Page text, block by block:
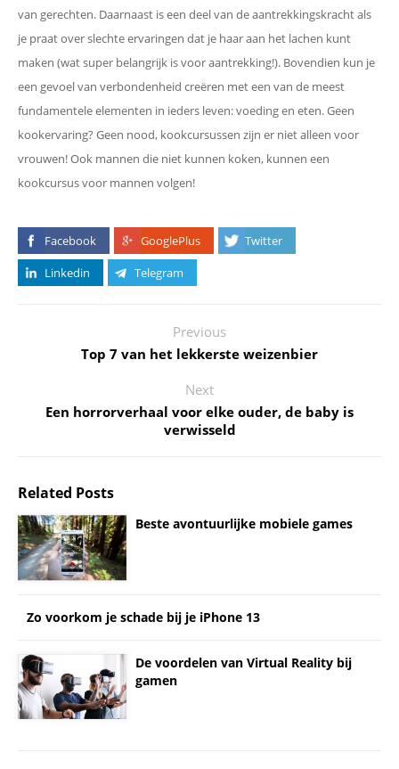
van gerechten. Daarnaast is een deel van de aantrekkingskracht als
je praat over slechte ervaringen dat je haar aan het lachen kunt
maken (wat super belangrijk is voor aantrekking!). Bovendien kun je
een gevoel van verbondenheid creëren met een van de meest
fundamentele elementen in ieders leven: voeding en eten. Geen
kookervaring? Geen nood, kookcursussen zijn er niet alleen voor
vrouwen! Ook mannen die niet kunnen koken, kunnen een
kookcursus voor mannen volgen!
Facebook GooglePlus
Twitter
Linkedin
Telegram
Previous
Top 7 van het lekkerste weizenbier
Next
Een horrorverhaal voor elke ouder, de baby is
verwisseld
Related Posts
Beste avontuurlijke mobiele games
Zo voorkom je schade bij je iPhone 13
De voordelen van Virtual Reality bij
gamen